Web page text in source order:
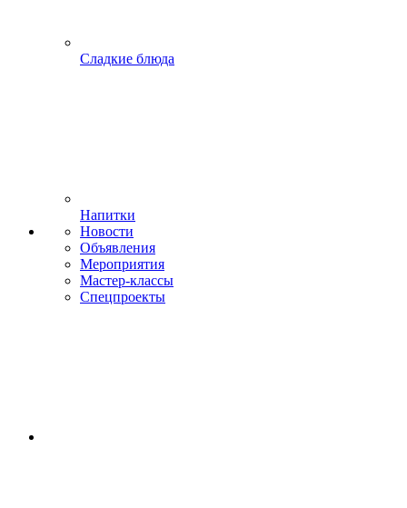
Сладкие блюда
Напитки
Новости
Объявления
Мероприятия
Мастер-классы
Спецпроекты